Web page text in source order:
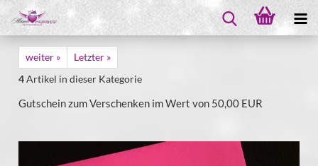
weiter »
Letzter »
4Artikel in dieser Kategorie
Gutschein zum Verschenken im Wert von 50,00 EUR